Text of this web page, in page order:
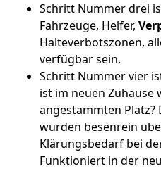
Schritt Nummer drei
Fahrzeuge, Helfer,
Halteverbotszonen,
verfügbar sein.
Schritt Nummer vier
ist im neuen Zuhause
angestammten Platz?
wurden besenrein
Klärungsbedarf bei
Funktioniert in der